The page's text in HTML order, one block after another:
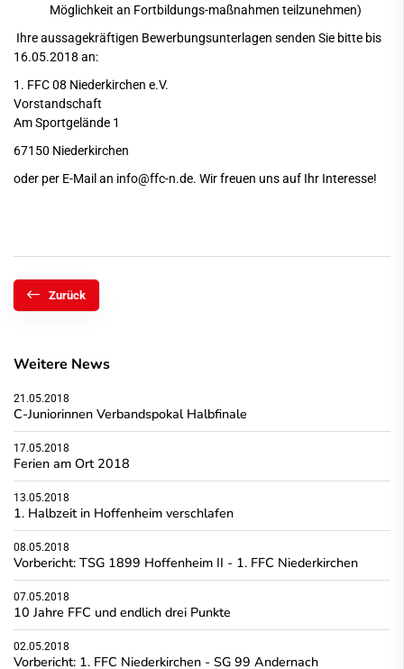
Möglichkeit an Fortbildungs-maßnahmen teilzunehmen)
Ihre aussagekräftigen Bewerbungsunterlagen senden Sie bitte bis
16.05.2018 an:
1. FFC 08 Niederkirchen e.V.
Vorstandschaft
Am Sportgelände 1
67150 Niederkirchen
oder per E-Mail an info@ffc-n.de. Wir freuen uns auf Ihr Interesse!
Zurück
Weitere News
21.05.2018
C-Juniorinnen Verbandspokal Halbfinale
17.05.2018
Ferien am Ort 2018
13.05.2018
1. Halbzeit in Hoffenheim verschlafen
08.05.2018
Vorbericht: TSG 1899 Hoffenheim II - 1. FFC Niederkirchen
07.05.2018
10 Jahre FFC und endlich drei Punkte
02.05.2018
Vorbericht: 1. FFC Niederkirchen - SG 99 Andernach